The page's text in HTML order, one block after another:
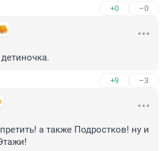
+0 –0
+9 –3
а также Подростков! ну и